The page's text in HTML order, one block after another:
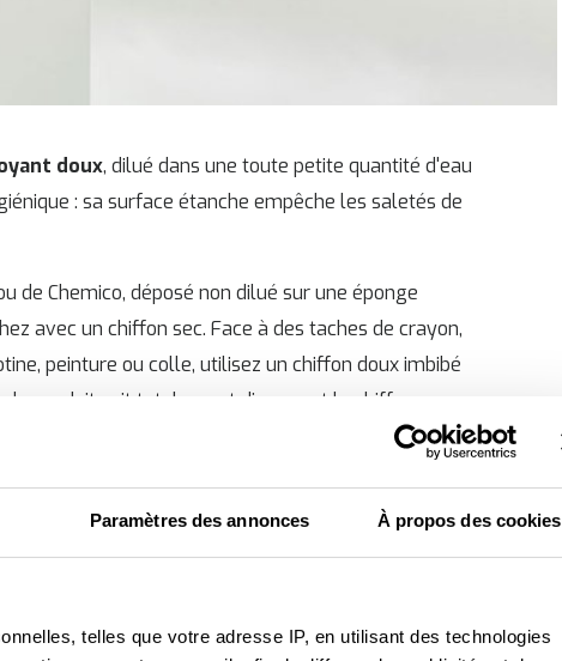
Paramètres des annonces À propos des cookies
telles que votre adresse IP, en utilisant des technologies
doux, dilué dans une toute petite quantité d'eau
: sa surface étanche empêche les saletés de
de Chemico, déposé non dilué sur une éponge
avec un chiffon sec. Face à des taches de crayon,
peinture ou colle, utilisez un chiffon doux imbibé
le produit soit totalement dissous et le chiffon